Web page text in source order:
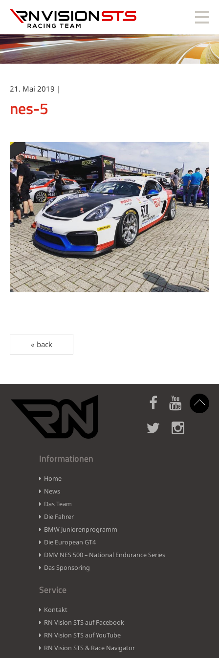
RN Vision STS
21. Mai 2019 |
nes-5
« back
Informationen
Home
News
Das Team
Die Fahrer
BMW Juniorenprogramm
Die European GT4
DMV NES 500 – National Endurance Series
Das Sponsoring
Service
Kontakt
RN Vision STS auf Facebook
RN Vision STS auf YouTube
RN Vision STS & Race Navigator